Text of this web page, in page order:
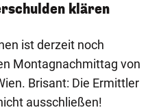
klären
ist derzeit noch
Montagnachmittag von
Brisant: Die Ermittler
ausschließen!